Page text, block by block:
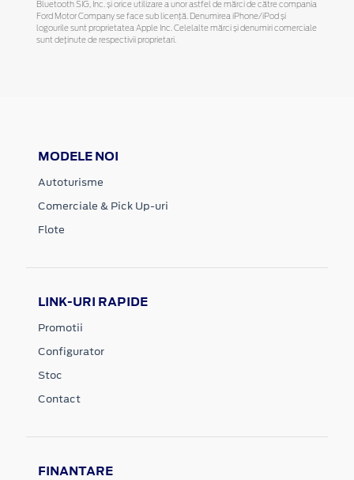
Bluetooth SIG, Inc. și orice utilizare a unor astfel de mărci de către compania
Ford Motor Company se face sub licență. Denumirea iPhone/iPod și
logourile sunt proprietatea Apple Inc. Celelalte mărci și denumiri comerciale
sunt deținute de respectivii proprietari.
MODELE NOI
Autoturisme
Comerciale & Pick Up-uri
Flote
LINK-URI RAPIDE
Promotii
Configurator
Stoc
Contact
FINANTARE